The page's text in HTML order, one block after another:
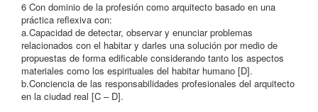
6 Con dominio de la profesión como arquitecto basado en una
práctica reflexiva con:
a.Capacidad de detectar, observar y enunciar problemas
relacionados con el habitar y darles una solución por medio de
propuestas de forma edificable considerando tanto los aspectos
materiales como los espirituales del habitar humano [D].
b.Conciencia de las responsabilidades profesionales del arquitecto
en la ciudad real [C – D].